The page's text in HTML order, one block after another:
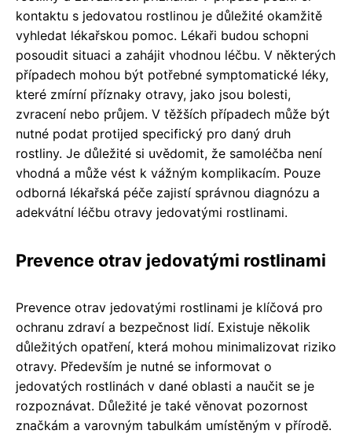
kontaktu s jedovatou rostlinou je důležité okamžitě
vyhledat lékařskou pomoc. Lékaři budou schopni
posoudit situaci a zahájit vhodnou léčbu. V některých
případech mohou být potřebné symptomatické léky,
které zmírní příznaky otravy, jako jsou bolesti,
zvracení nebo průjem. V těžších případech může být
nutné podat protijed specifický pro daný druh
rostliny. Je důležité si uvědomit, že samoléčba není
vhodná a může vést k vážným komplikacím. Pouze
odborná lékařská péče zajistí správnou diagnózu a
adekvátní léčbu otravy jedovatými rostlinami.
Prevence otrav jedovatými rostlinami
Prevence otrav jedovatými rostlinami je klíčová pro
ochranu zdraví a bezpečnost lidí. Existuje několik
důležitých opatření, která mohou minimalizovat riziko
otravy. Především je nutné se informovat o
jedovatých rostlinách v dané oblasti a naučit se je
rozpoznávat. Důležité je také věnovat pozornost
značkám a varovným tabulkám umístěným v přírodě.